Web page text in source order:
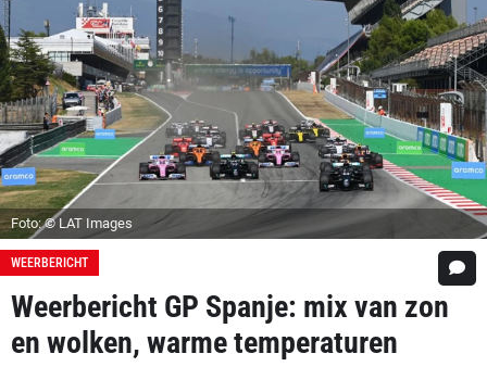
Foto: © LAT Images
WEERBERICHT
Weerbericht GP Spanje: mix van zon
en wolken, warme temperaturen